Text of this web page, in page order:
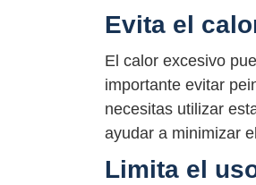
Evita el
El calor excesivo
importante evitar
necesitas utilizar
ayudar a minimizar
Limita el